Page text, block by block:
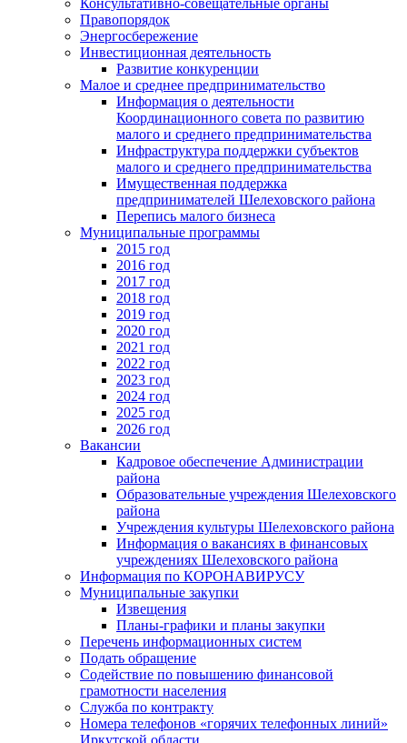
Правопорядок
Энергосбережение
Инвестиционная деятельность
Развитие конкуренции
Малое и среднее предпринимательство
Информация о деятельности
Координационного совета по развитию
малого и среднего предпринимательства
Инфраструктура поддержки субъектов
малого и среднего предпринимательства
Имущественная поддержка
предпринимателей Шелеховского района
Перепись малого бизнеса
Муниципальные программы
2015 год
2016 год
2017 год
2018 год
2019 год
2020 год
2021 год
2022 год
2023 год
2024 год
2025 год
2026 год
Вакансии
Кадровое обеспечение Администрации
района
Образовательные учреждения Шелеховского
района
Учреждения культуры Шелеховского района
Информация о вакансиях в финансовых
учреждениях Шелеховского района
Информация по КОРОНАВИРУСУ
Муниципальные закупки
Извещения
Планы-графики и планы закупки
Перечень информационных систем
Подать обращение
Содействие по повышению финансовой
грамотности населения
Служба по контракту
Номера телефонов «горячих телефонных линий»
Иркутской области